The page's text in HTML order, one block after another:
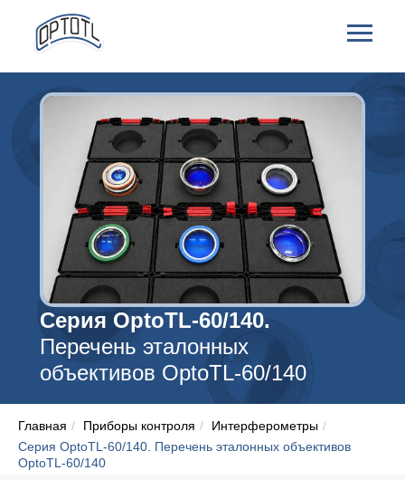
Серия OptoTL-60/140.
Перечень эталонных
объективов OptoTL-60/140
Главная / Приборы контроля / Интерферометры /
Серия OptoTL-60/140. Перечень эталонных объективов
OptoTL-60/140